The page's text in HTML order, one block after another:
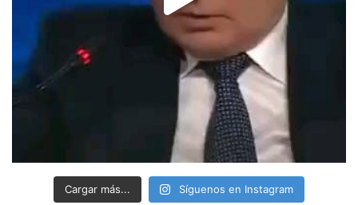
Cargar más... Síguenos en Instagram